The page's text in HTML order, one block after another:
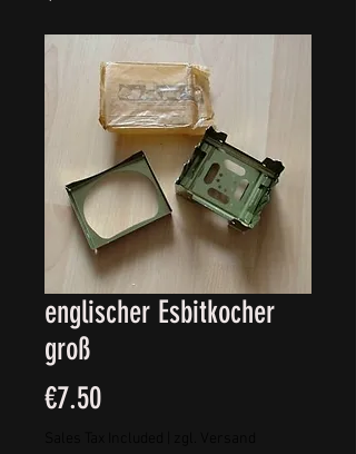
englischer Esbitkocher
groß
€7.50Price